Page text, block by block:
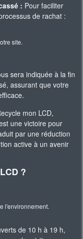
: Pour faciliter
de rachat :
site.
sera indiquée à la fin
assurant que votre
mon LCD,
une victoire pour
par une réduction
active à un avenir
?
l'environnement.
de 10 h à 19 h,